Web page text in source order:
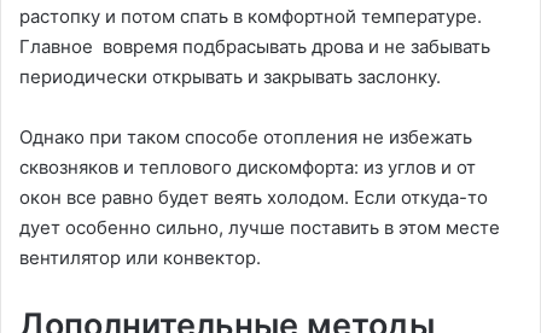
растопку и потом спать в комфортной температуре.
Главное вовремя подбрасывать дрова и не забывать
периодически открывать и закрывать заслонку.
Однако при таком способе отопления не избежать
сквозняков и теплового дискомфорта: из углов и от
окон все равно будет веять холодом. Если откуда-то
дует особенно сильно, лучше поставить в этом месте
вентилятор или конвектор.